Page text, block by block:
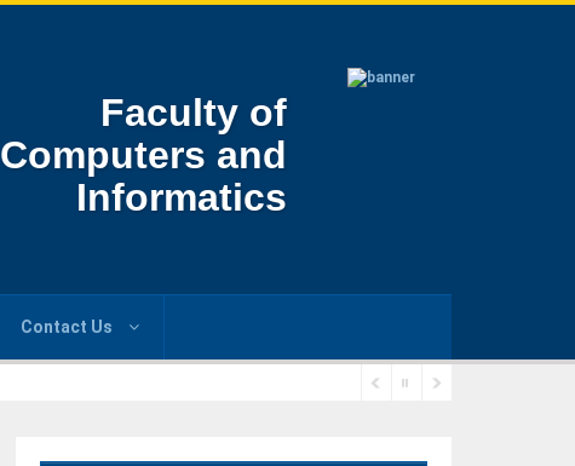
Faculty of
Computers and
Informatics
Contact Us